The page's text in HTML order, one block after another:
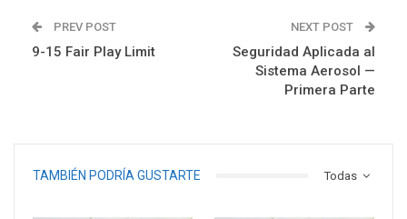
PREV POST
9-15 Fair Play Limit
NEXT POST
Seguridad Aplicada al
Sistema Aerosol —
Primera Parte
Todas
TAMBIÉN PODRÍA GUSTARTE